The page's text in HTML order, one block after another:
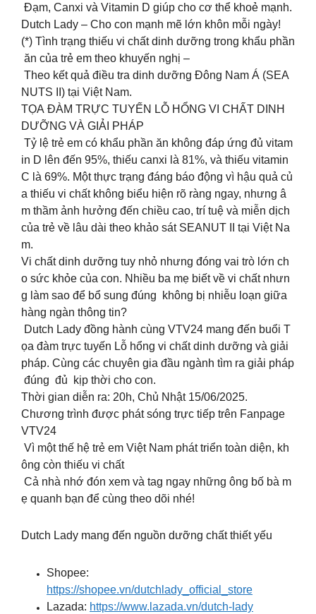
Đạm, Canxi và Vitamin D giúp cho cơ thể khoẻ mạnh.
Dutch Lady – Cho con mạnh mẽ lớn khôn mỗi ngày!
(*) Tình trạng thiếu vi chất dinh dưỡng trong khẩu phần
ăn của trẻ em theo khuyến nghị –
Theo kết quả điều tra dinh dưỡng Đông Nam Á (SEA
NUTS II) tại Việt Nam.
TỌA ĐÀM TRỰC TUYẾN LỖ HỔNG VI CHẤT DINH
DƯỠNG VÀ GIẢI PHÁP
Tỷ lệ trẻ em có khẩu phần ăn không đáp ứng đủ vitam
in D lên đến 95%, thiếu canxi là 81%, và thiếu vitamin
C là 69%. Một thực trạng đáng báo động vì hậu quả củ
a thiếu vi chất không biểu hiện rõ ràng ngay, nhưng â
m thầm ảnh hưởng đến chiều cao, trí tuệ và miễn dịch
của trẻ về lâu dài theo khảo sát SEANUT II tại Việt Na
m.
Vi chất dinh dưỡng tuy nhỏ nhưng đóng vai trò lớn ch
o sức khỏe của con. Nhiều ba mẹ biết về vi chất nhưn
g làm sao để bổ sung đúng không bị nhiễu loạn giữa
hàng ngàn thông tin?
Dutch Lady đồng hành cùng VTV24 mang đến buổi T
ọa đàm trực tuyến Lỗ hổng vi chất dinh dưỡng và giải
pháp. Cùng các chuyên gia đầu ngành tìm ra giải pháp
đúng đủ kịp thời cho con.
Thời gian diễn ra: 20h, Chủ Nhật 15/06/2025.
Chương trình được phát sóng trực tiếp trên Fanpage
VTV24
Vì một thế hệ trẻ em Việt Nam phát triển toàn diện, kh
ông còn thiếu vi chất
Cả nhà nhớ đón xem và tag ngay những ông bố bà m
ẹ quanh bạn để cùng theo dõi nhé!
Dutch Lady mang đến nguồn dưỡng chất thiết yếu
Shopee:
https://shopee.vn/dutchlady_official_store
Lazada: https://www.lazada.vn/dutch-lady